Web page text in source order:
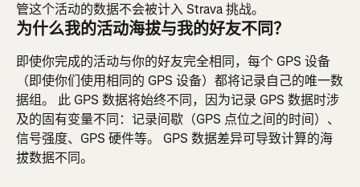
管这个活动的数据不会被计入 Strava 挑战。
为什么我的活动海拔与我的好友不同？
即使你完成的活动与你的好友完全相同，每个 GPS 设备
（即使你们使用相同的 GPS 设备）都将记录自己的唯一数
据组。 此 GPS 数据将始终不同，因为记录 GPS 数据时涉
及的固有变量不同：记录间歇（GPS 点位之间的时间）、
信号强度、GPS 硬件等。 GPS 数据差异可导致计算的海
拔数据不同。